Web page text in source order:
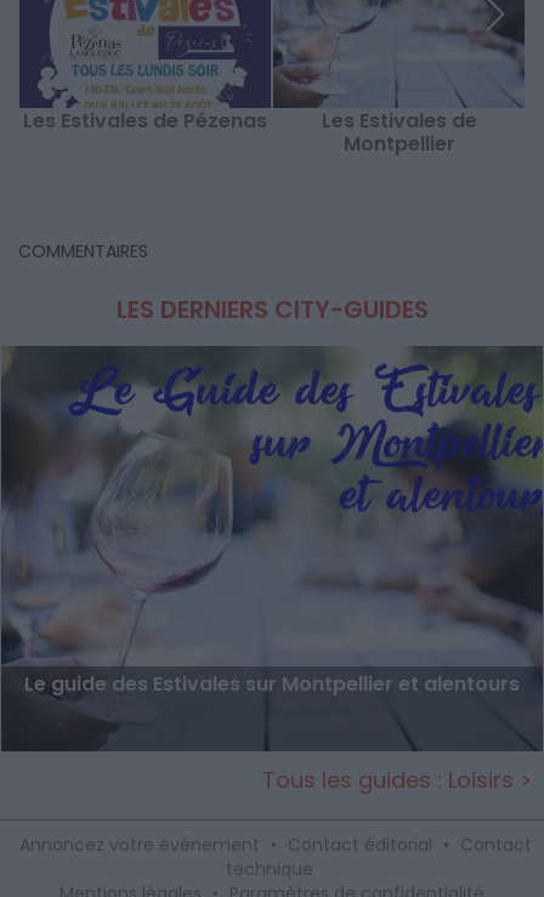
Les Estivales de Pézenas
Les Estivales de
Montpellier
COMMENTAIRES
LES DERNIERS CITY-GUIDES
Le guide des Estivales sur Montpellier et alentours
Tous les guides : Loisirs >
Annoncez votre événement • Contact éditorial • Contact
technique